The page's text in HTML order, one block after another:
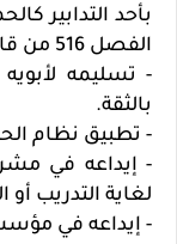
بأحد التدابير
الفصل 516 من قانون م.ج، وهي الآتية :
- تسليمه
بالثقة.
- تطبيق نظام
- إيداعه في
لغاية التدريب أو
- إيداعه في